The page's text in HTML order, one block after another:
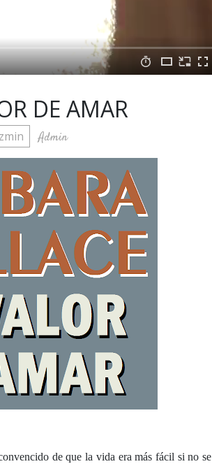
DE AMAR
Admin
de que la vida era más fácil si no se